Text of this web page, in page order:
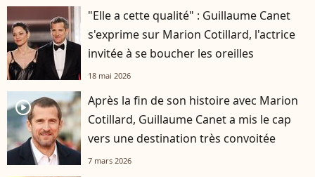
"Elle a cette qualité" : Guillaume Canet
s'exprime sur Marion Cotillard, l'actrice
invitée à se boucher les oreilles
18 mai 2026
player2
Après la fin de son histoire avec Marion
Cotillard, Guillaume Canet a mis le cap
vers une destination très convoitée
7 mars 2026